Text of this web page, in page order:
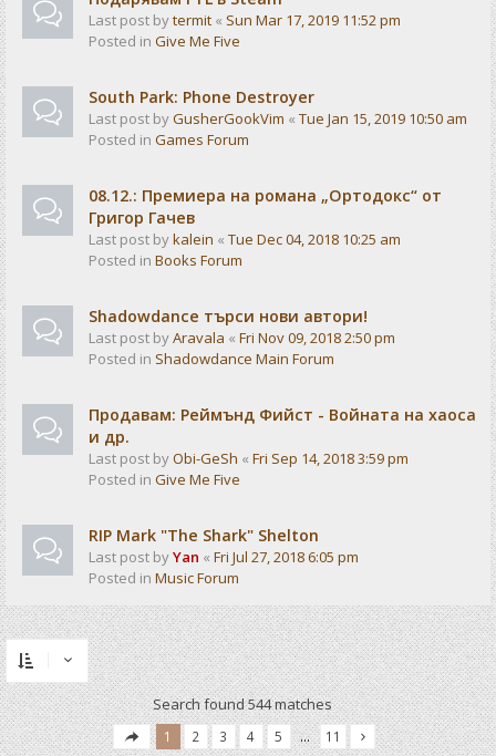
Last post bytermit « Sun Mar 17, 2019 11:52 pm
Posted in Give Me Five
South Park: Phone Destroyer
Last post byGusherGookVim « Tue Jan 15, 2019 10:50 am
Posted in Games Forum
08.12.: Премиера на романа „Ортодокс“ от
Григор Гачев
Last post bykalein « Tue Dec 04, 2018 10:25 am
Posted in Books Forum
Shadowdance търси нови автори!
Last post byAravala « Fri Nov 09, 2018 2:50 pm
Posted in Shadowdance Main Forum
Продавам: Реймънд Фийст - Войната на хаоса
и др.
Last post byObi-GeSh « Fri Sep 14, 2018 3:59 pm
Posted in Give Me Five
RIP Mark "The Shark" Shelton
Last post byYan « Fri Jul 27, 2018 6:05 pm
Posted in Music Forum
Search found 544 matches
1 2 3 4 5 … 11